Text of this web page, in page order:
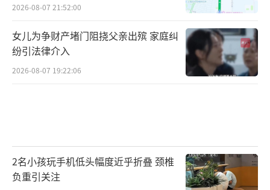
2026-08-07 21:52:00
女儿为争财产堵门阻挠父亲出殡 家庭纠
纷引法律介入
2026-08-07 19:22:06
2名小孩玩手机低头幅度近乎折叠 颈椎
负重引关注